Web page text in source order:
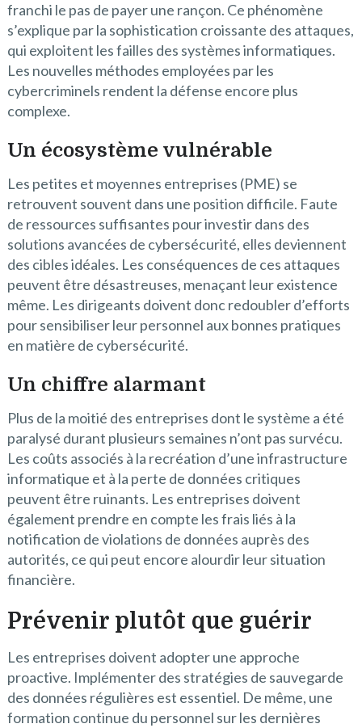
franchi le pas de payer une rançon. Ce phénomène
s’explique par la sophistication croissante des attaques,
qui exploitent les failles des systèmes informatiques.
Les nouvelles méthodes employées par les
cybercriminels rendent la défense encore plus
complexe.
Un écosystème vulnérable
Les petites et moyennes entreprises (PME) se
retrouvent souvent dans une position difficile. Faute
de ressources suffisantes pour investir dans des
solutions avancées de cybersécurité, elles deviennent
des cibles idéales. Les conséquences de ces attaques
peuvent être désastreuses, menaçant leur existence
même. Les dirigeants doivent donc redoubler d’efforts
pour sensibiliser leur personnel aux bonnes pratiques
en matière de cybersécurité.
Un chiffre alarmant
Plus de la moitié des entreprises dont le système a été
paralysé durant plusieurs semaines n’ont pas survécu.
Les coûts associés à la recréation d’une infrastructure
informatique et à la perte de données critiques
peuvent être ruinants. Les entreprises doivent
également prendre en compte les frais liés à la
notification de violations de données auprès des
autorités, ce qui peut encore alourdir leur situation
financière.
Prévenir plutôt que guérir
Les entreprises doivent adopter une approche
proactive. Implémenter des stratégies de sauvegarde
des données régulières est essentiel. De même, une
formation continue du personnel sur les dernières